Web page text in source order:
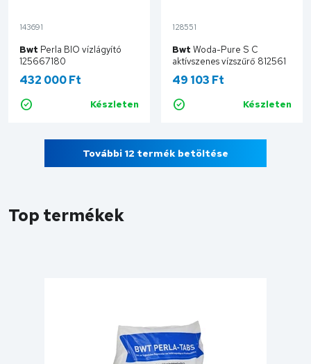
143691
Bwt Perla BIO vízlágyító
125667180
432 000 Ft
Készleten
Kosárba
128551
Bwt Woda-Pure S C
aktívszenes vízszűrő 812561
49 103 Ft
Készleten
Kosárba
További 12 termék betöltése
Top termékek